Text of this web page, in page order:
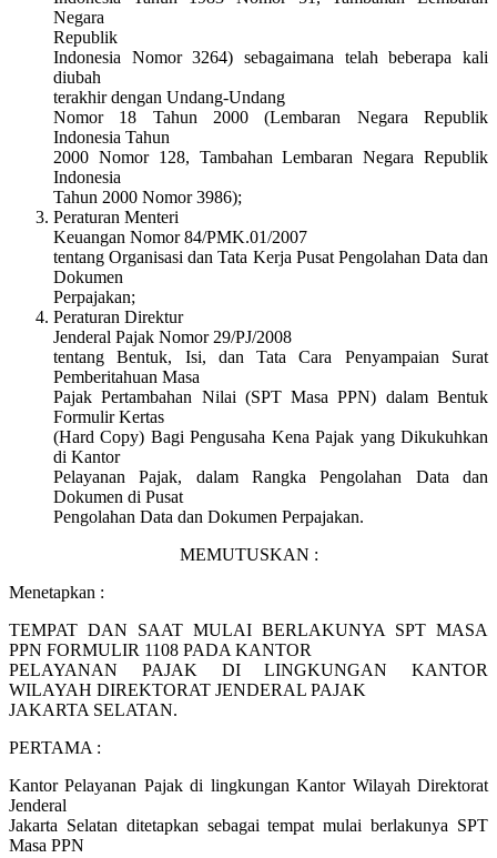
Negara
Republik
Indonesia Nomor 3264) sebagaimana telah beberapa kali
diubah
terakhir dengan Undang-Undang
Nomor 18 Tahun 2000 (Lembaran Negara Republik
Indonesia Tahun
2000 Nomor 128, Tambahan Lembaran Negara Republik
Indonesia
Tahun 2000 Nomor 3986);
Peraturan Menteri
Keuangan Nomor 84/PMK.01/2007
tentang Organisasi dan Tata Kerja Pusat Pengolahan Data dan
Dokumen
Perpajakan;
Peraturan Direktur
Jenderal Pajak Nomor 29/PJ/2008
tentang Bentuk, Isi, dan Tata Cara Penyampaian Surat
Pemberitahuan Masa
Pajak Pertambahan Nilai (SPT Masa PPN) dalam Bentuk
Formulir Kertas
(Hard Copy) Bagi Pengusaha Kena Pajak yang Dikukuhkan
di Kantor
Pelayanan Pajak, dalam Rangka Pengolahan Data dan
Dokumen di Pusat
Pengolahan Data dan Dokumen Perpajakan.
MEMUTUSKAN :
Menetapkan :
TEMPAT DAN SAAT MULAI BERLAKUNYA SPT MASA
PPN FORMULIR 1108 PADA KANTOR
PELAYANAN PAJAK DI LINGKUNGAN KANTOR
WILAYAH DIREKTORAT JENDERAL PAJAK
JAKARTA SELATAN.
PERTAMA :
Kantor Pelayanan Pajak di lingkungan Kantor Wilayah Direktorat
Jenderal
Jakarta Selatan ditetapkan sebagai tempat mulai berlakunya SPT
Masa PPN